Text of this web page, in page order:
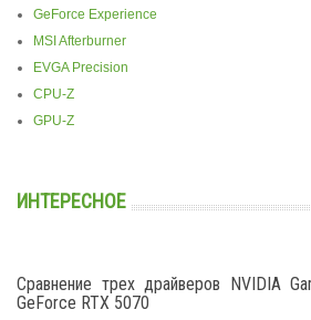
GeForce Experience
MSI Afterburner
EVGA Precision
CPU-Z
GPU-Z
ИНТЕРЕСНОЕ
Сравнение трех драйверов NVIDIA
GeForce RTX 5070